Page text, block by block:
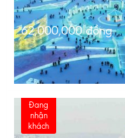
62,000,000đồng
Đang
nhận
khách